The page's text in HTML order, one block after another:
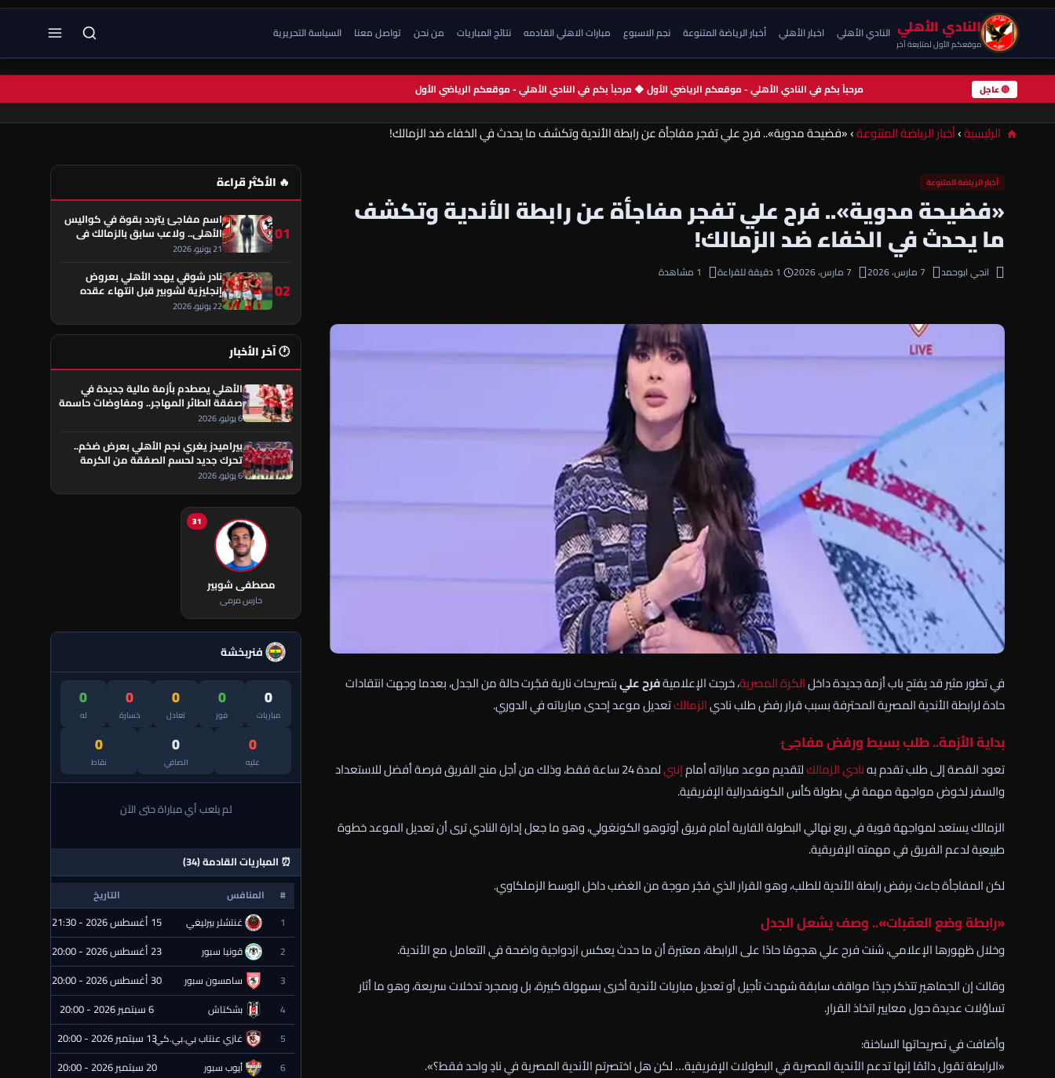
النادي الأهلي
موقعكم الأول لمتابعة آخر
النادي الأهلي اخبار الأهلي أخبار الرياضة المتنوعة نجم الاسبوع مبارات الاهلي القادمه نتائج المباريات من نحن تواصل معنا السياسة التحريرية
🔴 عاجل مرحباً بكم في النادي الأهلي - موقعكم الرياضي الأول ◆ مرحباً بكم في النادي الأهلي - موقعكم الرياضي الأول
الرئيسية›أخبار الرياضة المتنوعة›«فضيحة مدوية».. فرح علي تفجر مفاجأة عن رابطة الأندية وتكشف ما يحدث في الخفاء ضد الزمالك!
أخبار الرياضة المتنوعة
«فضيحة مدوية».. فرح علي تفجر مفاجأة عن رابطة الأندية وتكشف
ما يحدث في الخفاء ضد الزمالك!
انجي ابوحمد 7 مارس، 2026 7 مارس، 2026 1 دقيقة للقراءة 1 مشاهدة
في تطور مثير قد يفتح باب أزمة جديدة داخلالكرة المصرية، خرجت الإعلاميةفرح عليبتصريحات نارية فجّرت حالة من الجدل، بعدما وجهت انتقادات
حادة لرابطة الأندية المصرية المحترفة بسبب قرار رفض طلب ناديالزمالكتعديل موعد إحدى مبارياته في الدوري.
بداية الأزمة.. طلب بسيط ورفض مفاجئ
تعود القصة إلى طلب تقدم بهنادي الزمالكلتقديم موعد مباراته أمامإنبي
لمدة 24 ساعة فقط، وذلك من أجل منح الفريق فرصة أفضل للاستعداد
والسفر لخوض مواجهة مهمة في بطولةكأس الكونفدرالية الإفريقية.
الزمالك يستعد لمواجهة قوية في ربع نهائي البطولة القارية أمام فريقأوتوهو الكونغولي، وهو ما جعل إدارة النادي ترى أن تعديل الموعد خطوة
طبيعية لدعم الفريق في مهمته الإفريقية.
لكن المفاجأة جاءت برفض رابطة الأندية للطلب، وهو القرار الذي فجّر موجة من الغضب داخل الوسط الزملكاوي.
«رابطة وضع العقبات».. وصف يشعل الجدل
وخلال ظهورها الإعلامي، شنت فرح علي هجومًا حادًا على الرابطة، معتبرة أن ما حدث يعكس ازدواجية واضحة في التعامل مع الأندية.
وقالت إن الجماهير تتذكر جيدًا مواقف سابقة شهدت تأجيل أو تعديل مباريات لأندية أخرى بسهولة كبيرة، بل وبمجرد تدخلات سريعة، وهو ما أثار
تساؤلات عديدة حول معايير اتخاذ القرار.
وأضافت في تصريحاتها الساخنة:
«الرابطة تقول دائمًا إنها تدعم الأندية المصرية في البطولات الإفريقية… لكن هل اختصرتم الأندية المصرية في نادٍ واحد فقط؟».
🔥 الأكثر قراءة
01
اسم مفاجئ يتردد بقوة في كواليس
الأهلي.. ولاعب سابق بالزمالك في
قلب الحكاية!
21 يونيو، 2026
02
نادر شوقي يهدد الأهلي بعروض
إنجليزية لشوبير قبل انتهاء عقده
22 يونيو، 2026
🕐 آخر الأخبار
الأهلي يصطدم بأزمة مالية جديدة في
صفقة الطائر المهاجر.. ومفاوضات حاسمة
تقترب من الحسم
6 يوليو، 2026
بيراميدز يغري نجم الأهلي بعرض ضخم..
تحرك جديد لحسم الصفقة من الكرمة
العراقي
6 يوليو، 2026
31
مصطفى شوبير
حارس مرمى
فنربخشة
0
مباريات
0
فوز
0
تعادل
0
خسارة
0
له
0
عليه
0
الصافي
0
نقاط
لم يلعب أي مباراة حتى الآن
⏰ المباريات القادمة (34)
# المنافس التاريخ
1
غنتشلر بيرليغي 15 أغسطس 2026 - 21:30
2 قونيا سبور 23 أغسطس 2026 - 20:00
3 سامسون سبور 30 أغسطس 2026 - 20:00
4 بشكتاش 6 سبتمبر 2026 - 20:00
5 غازي عنتاب بي.بي.كي.13 سبتمبر 2026 - 20:00
6 أيوب سبور 20 سبتمبر 2026 - 20:00